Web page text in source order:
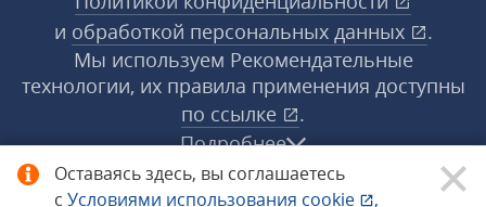
Оставаясь здесь, вы соглашаетесь
с Условиями использования cookie ,
и обработкой персональных данных
.
Мы используем Рекомендательные
технологии, их правила применения доступны
по ссылке
.
Подробнее